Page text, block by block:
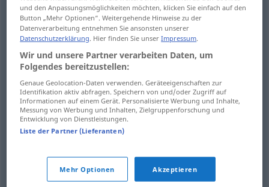
unheimlich sinistre
düster sinistre atmosphère, regard
Unheilverkündend sinistre présage
Beispiele
unesinistrecrapule PÉJ
und den Anpassungsmöglichkeiten möchten, klicken Sie einfach auf den
Button „Mehr Optionen“. Weitergehende Hinweise zu der
Datenverarbeitung entnehmen Sie ansonsten unserer
Datenschutzerklärung. Hier finden Sie unserImpressum.
Wir und unsere Partner verarbeiten Daten, um
Folgendes bereitzustellen:
Genaue Geolocation-Daten verwenden. Geräteeigenschaften zur
Identifikation aktiv abfragen. Speichern von und/oder Zugriff auf
Informationen auf einem Gerät. Personalisierte Werbung und Inhalte,
Messung von Werbung und Inhalten, Zielgruppenforschung und
Entwicklung von Dienstleistungen.
Liste der Partner (Lieferanten)
Mehr Optionen Akzeptieren